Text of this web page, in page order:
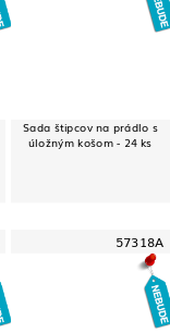
Sada štipcov na prádlo s
úložným košom - 24 ks
57318A